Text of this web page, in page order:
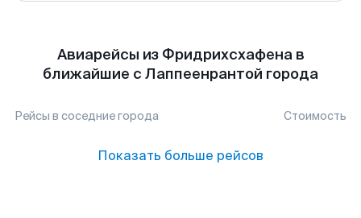
Авиарейсы из Фридрихсхафена в
ближайшие с Лаппеенрантой города
Рейсы в соседние города Стоимость
Показать больше рейсов